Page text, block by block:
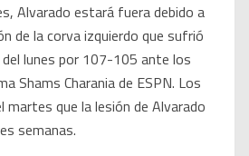
Alvarado estará fuera debido a
de la corva izquierdo que sufrió
lunes por 107-105 ante los
Shams Charania de ESPN. Los
martes que la lesión de Alvarado
semanas.